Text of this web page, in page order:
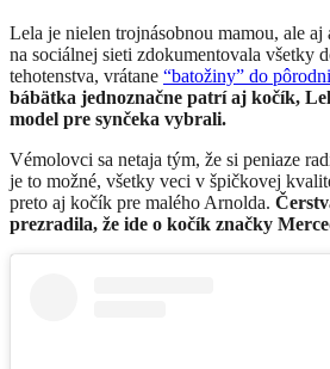
Lela je nielen trojnásobnou mamou, ale
na sociálnej sieti zdokumentovala všetky
tehotenstva, vrátane “batožiny” do
bábätka jednoznačne patrí aj kočík,
model pre synčeka vybrali.
Vémolovci sa netaja tým, že si peniaze
je to možné, všetky veci v špičkovej
preto aj kočík pre malého Arnolda.
prezradila, že ide o kočík značky